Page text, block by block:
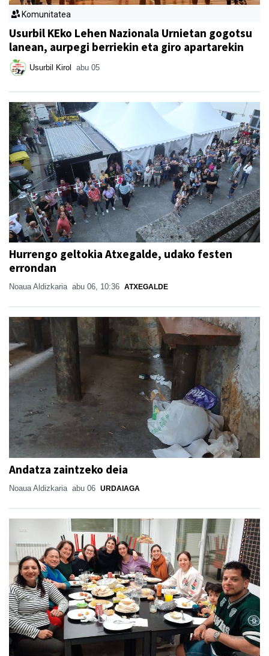
Komunitatea
Usurbil KEko Lehen Nazionala Urnietan gogotsu
lanean, aurpegi berriekin eta giro apartarekin
Usurbil Kirol abu 05
Hurrengo geltokia Atxegalde, udako festen
errondan
Noaua Aldizkaria abu 06, 10:36 ATXEGALDE
Andatza zaintzeko deia
Noaua Aldizkaria abu 06 URDAIAGA